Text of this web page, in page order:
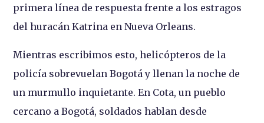
primera línea de respuesta frente a los estragos
del huracán Katrina en Nueva Orleans.
Mientras escribimos esto, helicópteros de la
policía sobrevuelan Bogotá y llenan la noche de
un murmullo inquietante. En Cota, un pueblo
cercano a Bogotá, soldados hablan desde